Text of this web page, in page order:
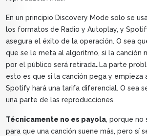
En un principio Discovery Mode solo se
los formatos de Radio y Autoplay, y
asegura el éxito de la operación. O sea
que se le meta al algoritmo, si la canción
por el público será retirada. La parte
esto es que si la canción pega y empieza
Spotify hará una tarifa diferencial. O sea
una parte de las reproducciones.
Técnicamente no es payola, porque no
para que una canción suene más, pero sí